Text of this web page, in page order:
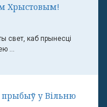
Хрыстовым!
свет, каб прынесці
...
у Вільню